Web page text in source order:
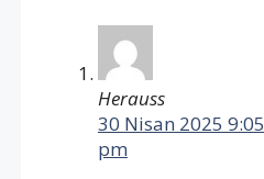
Herauss
30 Nisan 2025 9:05
pm